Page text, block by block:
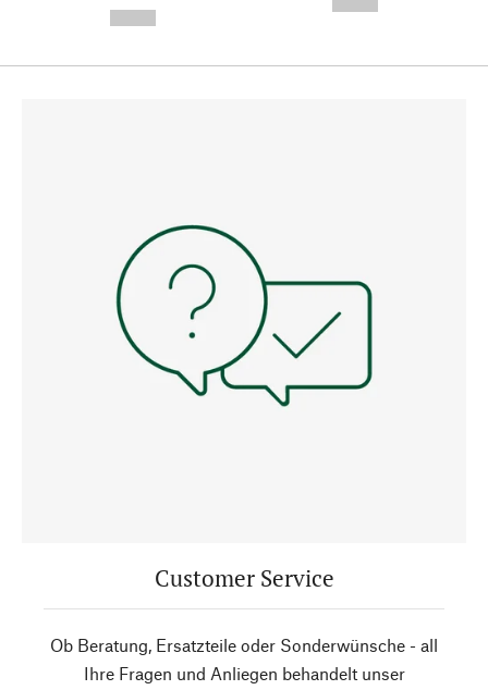
Customer Service
Ob Beratung, Ersatzteile oder Sonderwünsche - all
Ihre Fragen und Anliegen behandelt unser